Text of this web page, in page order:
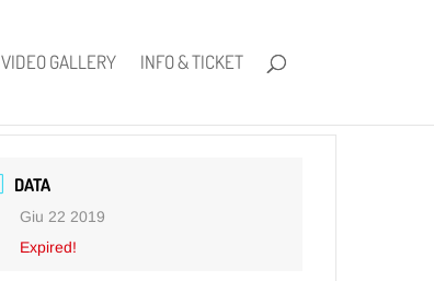
VIDEO GALLERY INFO & TICKET
DATA
Giu 22 2019
Expired!